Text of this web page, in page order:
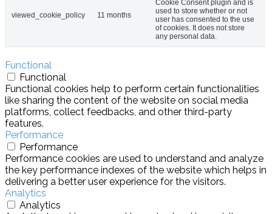
viewed_cookie_policy 11 months
Cookie Consent plugin and is
used to store whether or not
user has consented to the use
of cookies. It does not store
any personal data.
Functional
Functional
Functional cookies help to perform certain functionalities
like sharing the content of the website on social media
platforms, collect feedbacks, and other third-party
features.
Performance
Performance
Performance cookies are used to understand and analyze
the key performance indexes of the website which helps in
delivering a better user experience for the visitors.
Analytics
Analytics